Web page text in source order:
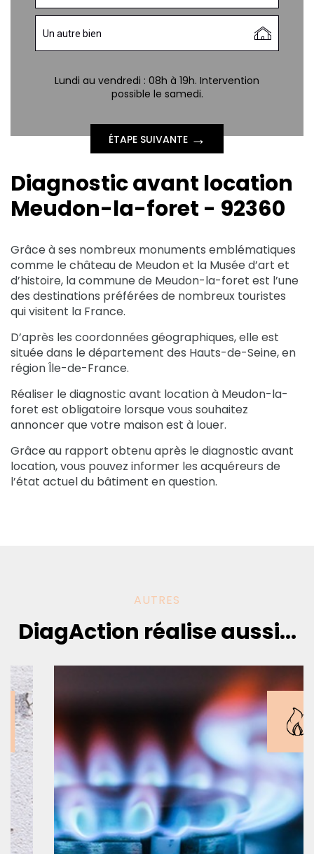
Un autre bien
Lundi au vendredi : 08h à 19h. Intervention
possible le samedi.
ÉTAPE SUIVANTE →
Diagnostic avant location
Meudon-la-foret - 92360
Grâce à ses nombreux monuments emblématiques
comme le château de Meudon et la Musée d’art et
d’histoire, la commune de Meudon-la-foret est l’une
des destinations préférées de nombreux touristes
qui visitent la France.
D’après les coordonnées géographiques, elle est
située dans le département des Hauts-de-Seine, en
région Île-de-France.
Réaliser le diagnostic avant location à Meudon-la-
foret est obligatoire lorsque vous souhaitez
annoncer que votre maison est à louer.
Grâce au rapport obtenu après le diagnostic avant
location, vous pouvez informer les acquéreurs de
l’état actuel du bâtiment en question.
AUTRES
DiagAction réalise aussi...